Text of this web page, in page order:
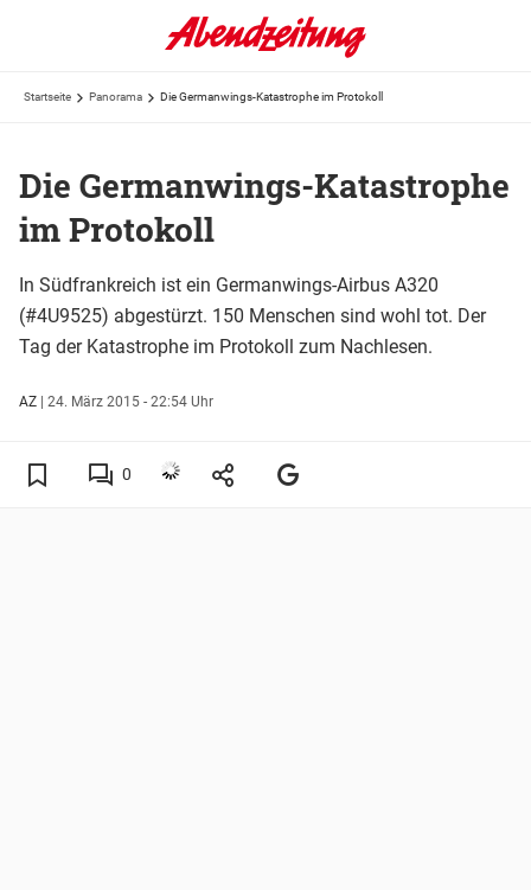
Startseite Panorama Die Germanwings-Katastrophe im Protokoll
Die Germanwings-Katastrophe
im Protokoll
In Südfrankreich ist ein Germanwings-Airbus A320
(#4U9525) abgestürzt. 150 Menschen sind wohl tot. Der
Tag der Katastrophe im Protokoll zum Nachlesen.
AZ | 24. März 2015 - 22:54 Uhr
0